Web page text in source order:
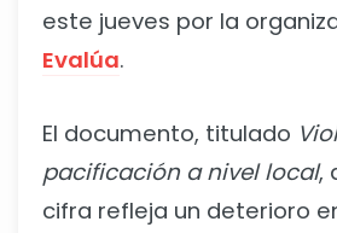
este jueves por la
Evalúa.
El documento, titulado
pacificación a nivel local,
cifra refleja un deterioro